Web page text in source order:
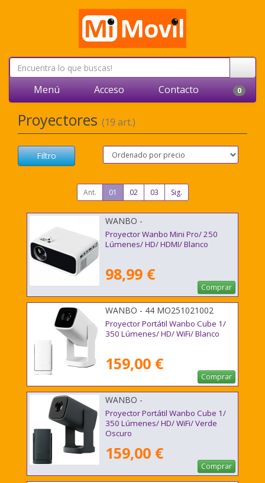
Menú Acceso Contacto 0
Proyectores (19 art.)
Filtro
Ant. 01 02 03 Sig.
WANBO -
Proyector Wanbo Mini Pro/ 250
Lúmenes/ HD/ HDMI/ Blanco
98,99 €
Comprar
WANBO - 44 MO251021002
Proyector Portátil Wanbo Cube 1/
350 Lúmenes/ HD/ WiFi/ Blanco
159,00 €
Comprar
WANBO -
Proyector Portátil Wanbo Cube 1/
350 Lúmenes/ HD/ WiFi/ Verde
Oscuro
159,00 €
Comprar